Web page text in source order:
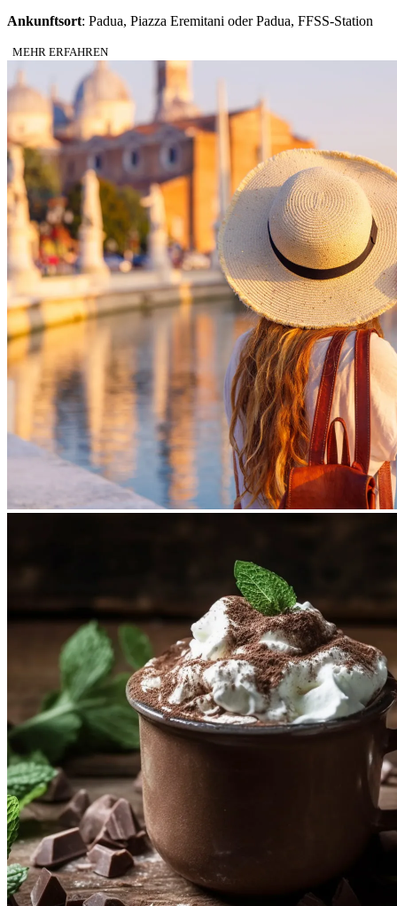
Ankunftsort: Padua, Piazza Eremitani oder Padua, FFSS-Station
MEHR ERFAHREN